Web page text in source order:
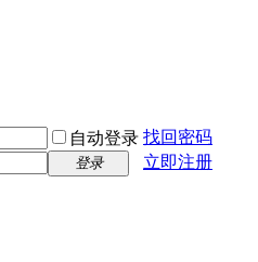
自动登录 找回密码
登录
立即注册